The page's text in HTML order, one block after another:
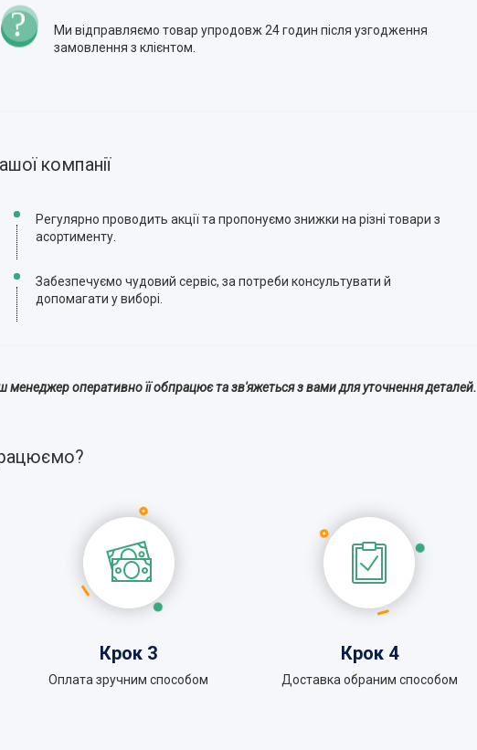
Ми відправляємо товар упродовж 24 годин після узгодження
замовлення з клієнтом.
компанії
Регулярно проводить акції та пропонуємо знижки на різні товари з
асортименту.
Забезпечуємо чудовий сервіс, за потреби консультувати й
допомагати у виборі.
оперативно її обпрацює та зв'яжеться з вами для уточнення деталей.
Крок 3
Оплата зручним способом
Крок 4
Доставка обраним способом